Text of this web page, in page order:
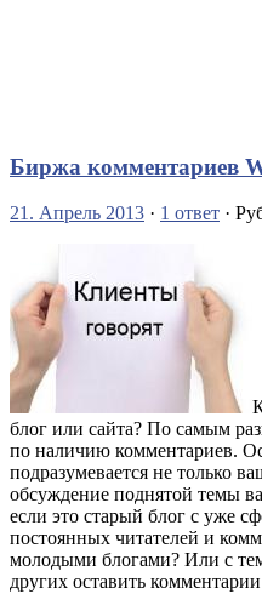
Биржа комментариев
21. Апрель 2013 · 1 ответ ·
блог или сайта? По самым
по наличию комментариев.
подразумевается не только
обсуждение поднятой темы
если это старый блог с уже
постоянных читателей и
молодыми блогами? Или с
других оставить